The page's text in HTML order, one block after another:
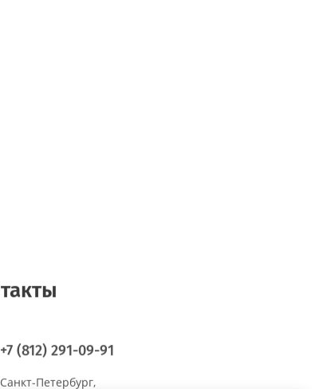
Санкт-Петербург,
Кондратьевский проспект, дом